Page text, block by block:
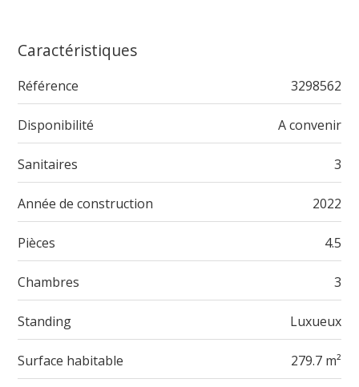
Caractéristiques
Référence 3298562
Disponibilité A convenir
Sanitaires 3
Année de construction 2022
Pièces 4.5
Chambres 3
Standing Luxueux
Surface habitable 279.7 m²